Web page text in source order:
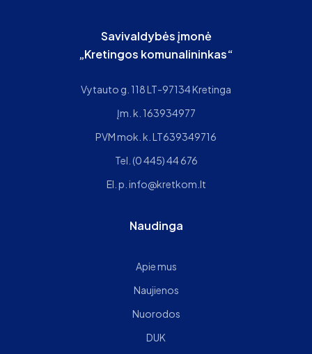
Savivaldybės įmonė
„Kretingos komunalininkas“
Vytauto g. 118 LT-97134 Kretinga
Įm. k. 163934977
PVM mok. k. LT639349716
Tel. (0 445) 44 676
El. p. info@kretkom.lt
Naudinga
Apie mus
Naujienos
Nuorodos
DUK